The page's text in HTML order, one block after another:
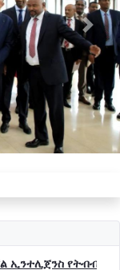
Next
ኢንተሊጀንስ የትብብር